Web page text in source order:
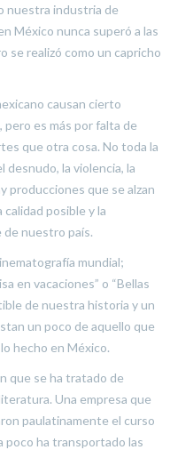
nuestra industria de
México nunca superó a las
se realizó como un capricho
causan cierto
pero es más por falta de
que otra cosa. No toda la
desnudo, la violencia, la
producciones que se alzan
posible y la
de nuestro país.
mundial;
en vacaciones” o “Bellas
de nuestra historia y un
un poco de aquello que
hecho en México.
que se ha tratado de
Una empresa que
paulatinamente el curso
poco ha transportado las